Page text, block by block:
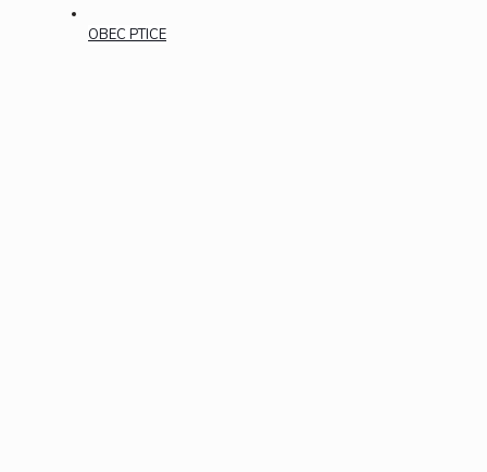
OBEC PTICE